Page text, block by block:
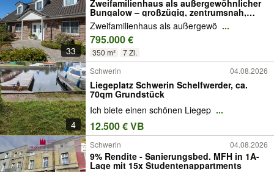
33
Zweifamilienhaus als außergewöhnlicher
Bungalow – großzügig, zentrumsnah,
stilvoll
Zweifamilienhaus als außergewö ...
795.000 €
350 m² 7 Zi.
4
Schwerin 04.08.2026
Liegeplatz Schwerin Schelfwerder, ca.
70qm Grundstück
Ich biete einen schönen Liegep ...
12.500 € VB
Schwerin 04.08.2026
9% Rendite - Sanierungsbed. MFH in 1A-
Lage mit 15x Studentenappartments